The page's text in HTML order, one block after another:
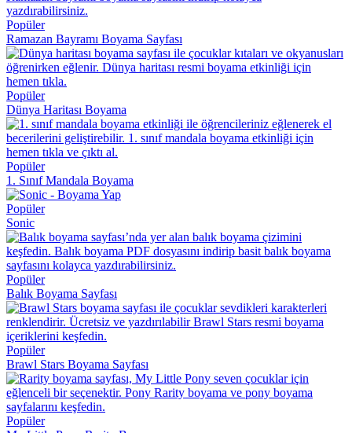
Popüler
Ramazan Bayramı Boyama Sayfası
Popüler
Dünya Haritası Boyama
Popüler
1. Sınıf Mandala Boyama
Popüler
Sonic
Popüler
Balık Boyama Sayfası
Popüler
Brawl Stars Boyama Sayfası
Popüler